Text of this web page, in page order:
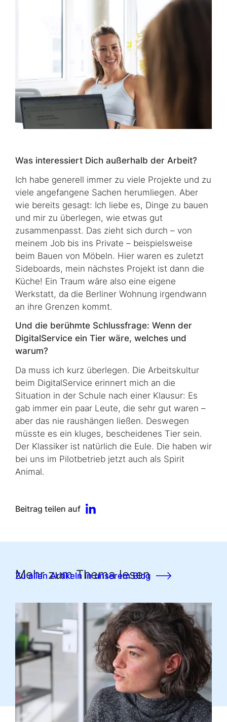
Was interessiert Dich außerhalb der Arbeit?
Ich habe generell immer zu viele Projekte und zu
viele angefangene Sachen herumliegen. Aber
wie bereits gesagt: Ich liebe es, Dinge zu bauen
und mir zu überlegen, wie etwas gut
zusammenpasst. Das zieht sich durch – von
meinem Job bis ins Private – beispielsweise
beim Bauen von Möbeln. Hier waren es zuletzt
Sideboards, mein nächstes Projekt ist dann die
Küche! Ein Traum wäre also eine eigene
Werkstatt, da die Berliner Wohnung irgendwann
an ihre Grenzen kommt.
Und die berühmte Schlussfrage: Wenn der
DigitalService ein Tier wäre, welches und
warum?
Da muss ich kurz überlegen. Die Arbeitskultur
beim DigitalService erinnert mich an die
Situation in der Schule nach einer Klausur: Es
gab immer ein paar Leute, die sehr gut waren –
aber das nie raushängen ließen. Deswegen
müsste es ein kluges, bescheidenes Tier sein.
Der Klassiker ist natürlich die Eule. Die haben wir
bei uns im Pilotbetrieb jetzt auch als Spirit
Animal.
Beitrag teilen auf
Mehr zum Thema lesen
Zu allen Artikeln in unserem Blog